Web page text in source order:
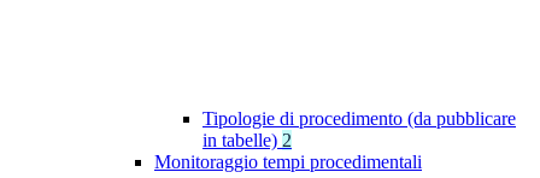
Tipologie di procedimento (da pubblicare
in tabelle) 2
Monitoraggio tempi procedimentali